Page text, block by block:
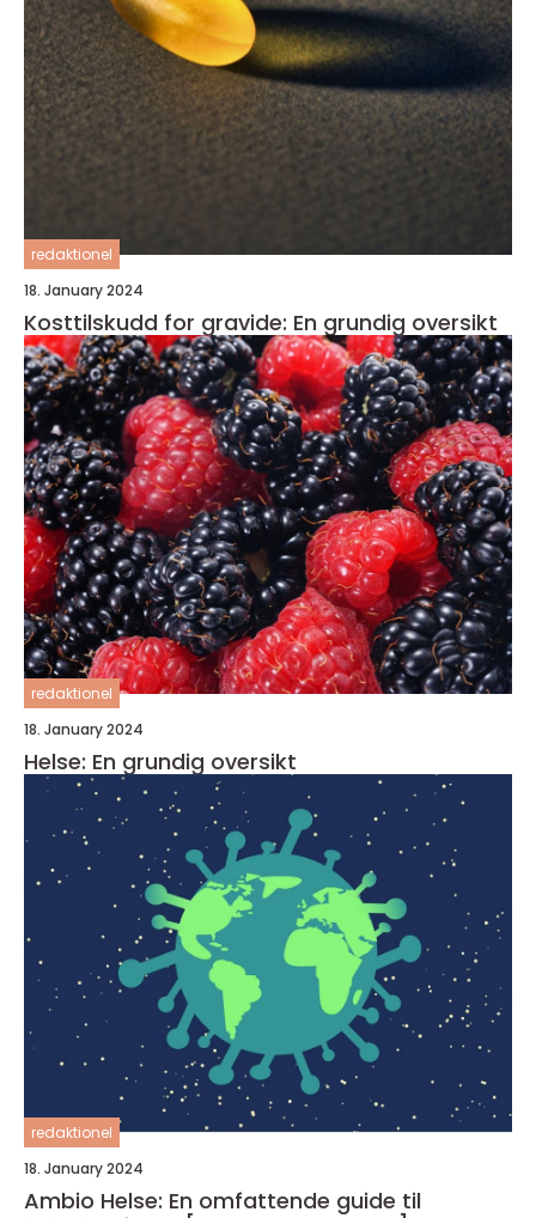
redaktionel
18. January 2024
Kosttilskudd for gravide: En grundig oversikt
redaktionel
18. January 2024
Helse: En grundig oversikt
redaktionel
18. January 2024
Ambio Helse: En omfattende guide til